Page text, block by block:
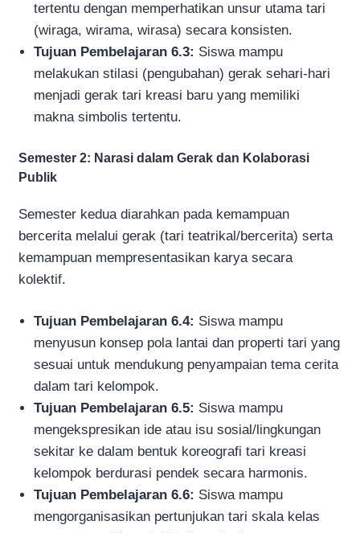
tertentu dengan memperhatikan unsur utama tari
(wiraga, wirama, wirasa) secara konsisten.
Tujuan Pembelajaran 6.3: Siswa mampu
melakukan stilasi (pengubahan) gerak sehari-hari
menjadi gerak tari kreasi baru yang memiliki
makna simbolis tertentu.
Semester 2: Narasi dalam Gerak dan Kolaborasi
Publik
Semester kedua diarahkan pada kemampuan
bercerita melalui gerak (tari teatrikal/bercerita) serta
kemampuan mempresentasikan karya secara
kolektif.
Tujuan Pembelajaran 6.4: Siswa mampu
menyusun konsep pola lantai dan properti tari yang
sesuai untuk mendukung penyampaian tema cerita
dalam tari kelompok.
Tujuan Pembelajaran 6.5: Siswa mampu
mengekspresikan ide atau isu sosial/lingkungan
sekitar ke dalam bentuk koreografi tari kreasi
kelompok berdurasi pendek secara harmonis.
Tujuan Pembelajaran 6.6: Siswa mampu
mengorganisasikan pertunjukan tari skala kelas